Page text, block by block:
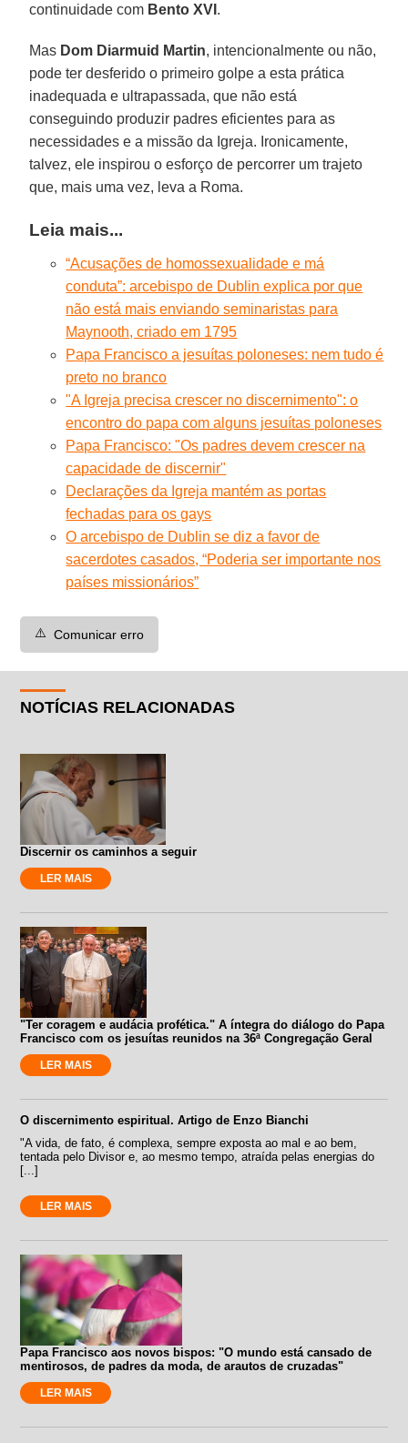
continuidade com Bento XVI .
Mas Dom Diarmuid Martin, intencionalmente ou não,
pode ter desferido o primeiro golpe a esta prática
inadequada e ultrapassada, que não está
conseguindo produzir padres eficientes para as
necessidades e a missão da Igreja. Ironicamente,
talvez, ele inspirou o esforço de percorrer um trajeto
que, mais uma vez, leva a Roma.
Leia mais...
“Acusações de homossexualidade e má
conduta”: arcebispo de Dublin explica por que
não está mais enviando seminaristas para
Maynooth, criado em 1795
Papa Francisco a jesuítas poloneses: nem tudo é
preto no branco
"A Igreja precisa crescer no discernimento": o
encontro do papa com alguns jesuítas poloneses
Papa Francisco: "Os padres devem crescer na
capacidade de discernir"
Declarações da Igreja mantém as portas
fechadas para os gays
O arcebispo de Dublin se diz a favor de
sacerdotes casados, “Poderia ser importante nos
países missionários”
⚠️ Comunicar erro
NOTÍCIAS RELACIONADAS
Discernir os caminhos a seguir
LER MAIS
"Ter coragem e audácia profética." A íntegra do diálogo do Papa
Francisco com os jesuítas reunidos na 36ª Congregação Geral
LER MAIS
O discernimento espiritual. Artigo de Enzo Bianchi
"A vida, de fato, é complexa, sempre exposta ao mal e ao bem,
tentada pelo Divisor e, ao mesmo tempo, atraída pelas energias do
[...]
LER MAIS
Papa Francisco aos novos bispos: "O mundo está cansado de
mentirosos, de padres da moda, de arautos de cruzadas"
LER MAIS